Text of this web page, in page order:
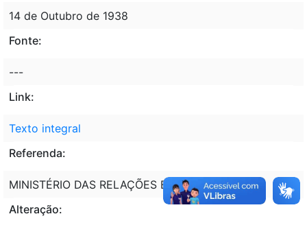
14 de Outubro de 1938
Fonte:
---
Link:
Texto integral
Referenda:
MINISTÉRIO DAS RELAÇÕES EXTERIORES
Alteração: